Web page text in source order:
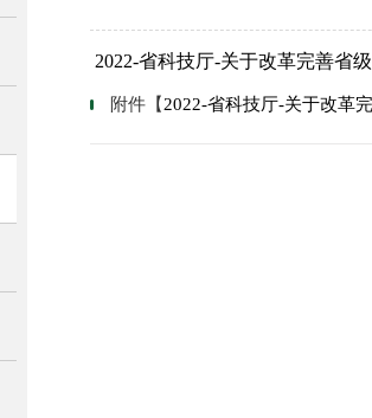
2022-省科技厅-关于改革完善省
附件【 2022-省科技厅-关于改革